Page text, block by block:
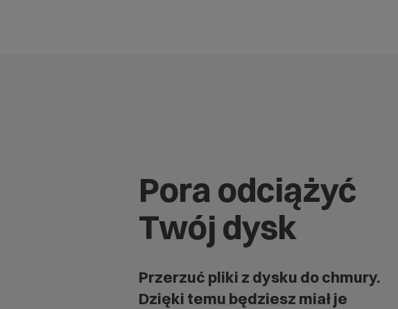
Pora odciążyć
Twój dysk
Przerzuć pliki z dysku do chmury.
Dzięki temu będziesz miał je